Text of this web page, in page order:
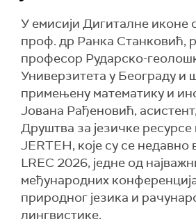
У емисији Дигиталне иконе
проф. др Ранка Станковић,
професор Рударско-
Универзитета у Београду и
примењену математику и
Јована Рађеновић,
Друштва за језичке ресурсе
JERTEH, које су се недавно
LREC 2026, једне од
међународних
природног језика и
лингвистике.